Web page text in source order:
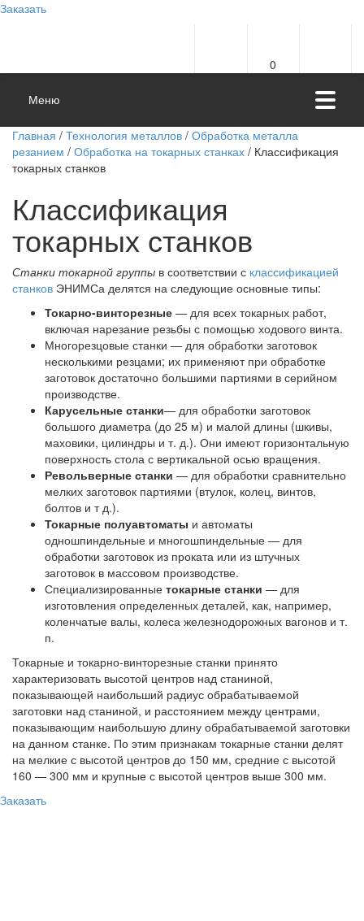
Заказать
0
Меню
Главная / Технология металлов / Обработка металла
резанием / Обработка на токарных станках / Классификация
токарных станков
Классификация
токарных станков
Станки токарной группы в соответствии с классификацией
станков ЭНИМСа делятся на следующие основные типы:
Токарно-винторезные — для всех токарных работ,
включая нарезание резьбы с помощью ходового винта.
Многорезцовые станки — для обработки заготовок
несколькими резцами; их применяют при обработке
заготовок достаточно большими партиями в серийном
производстве.
Карусельные станки— для обработки заготовок
большого диаметра (до 25 м) и малой длины (шкивы,
маховики, цилиндры и т. д.). Они имеют горизонтальную
поверхность стола с вертикальной осью вращения.
Револьверные станки — для обработки сравнительно
мелких заготовок партиями (втулок, колец, винтов,
болтов и т д.).
Токарные полуавтоматы и автоматы
одношпиндельные и многошпиндельные — для
обработки заготовок из проката или из штучных
заготовок в массовом производстве.
Специализированные токарные станки — для
изготовления определенных деталей, как, например,
коленчатые валы, колеса железнодорожных вагонов и т.
п.
Токарные и токарно-винторезные станки принято
характеризовать высотой центров над станиной,
показывающей наибольший радиус обрабатываемой
заготовки над станиной, и расстоянием между центрами,
показывающим наибольшую длину обрабатываемой заготовки
на данном станке. По этим признакам токарные станки делят
на мелкие с высотой центров до 150 мм, средние с высотой
160 — 300 мм и крупные с высотой центров выше 300 мм.
Заказать